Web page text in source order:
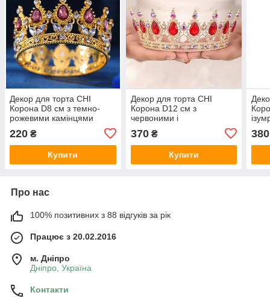
Декор для торта CHI
Корона D8 см з темно-
рожевими камінцями
220 ₴
Купити
Декор для торта CHI
Корона D12 см з
червоними і
камінцями (202614)
370₴
Купити
380
Про нас
100% позитивних з 88 відгуків за рік
Працює з 20.02.2016
м. Дніпро
Дніпро, Україна
Контакти